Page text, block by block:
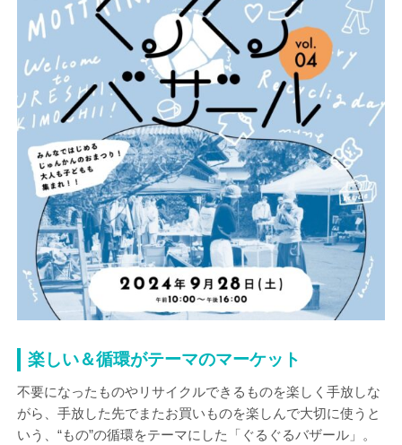
楽しい＆循環がテーマのマーケット
不要になったものやリサイクルできるものを楽しく手放しな
がら、手放した先でまたお買いものを楽しんで大切に使うと
いう、“もの”の循環をテーマにした「ぐるぐるバザール」。